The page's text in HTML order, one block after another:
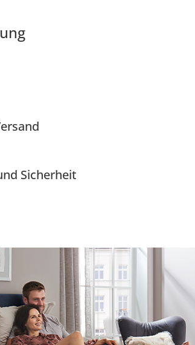
Sicherheit